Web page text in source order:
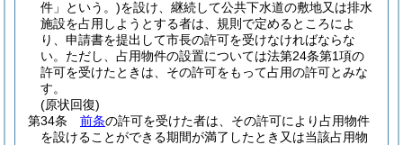
件」という。)を設け、継続して公共下水道の敷地又は排水
施設を占用しようとする者は、規則で定めるところによ
り、申請書を提出して市長の許可を受けなければならな
い。 ただし、占用物件の設置については法第24条第1項の
許可を受けたときは、その許可をもって占用の許可とみな
す。
(原状回復)
第34条
前条の許可を受けた者は、その許可により占用物件
を設けることができる期間が満了したとき又は当該占用物